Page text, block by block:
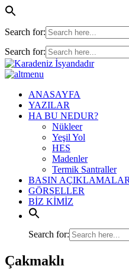
Search for:
Search for:
ANASAYFA
YAZILAR
HA BU NEDUR?
Nükleer
Yeşil Yol
HES
Madenler
Termik Santraller
BASIN
GÖRSELLER
BİZ KİMİZ
Search for:
Çakmaklı